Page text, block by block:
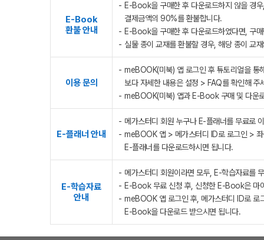
E-Book
환불 안내
E-Book을 구매한 후 다운로드하지 않을 경
결제금액의 90%를 환불합니다.
E-Book을 구매한 후 다운로드하였다면, 구
실물 종이 교재를 환불할 경우, 해당 종이 교
이용 문의
meBOOK(미북) 앱 로그인 후 튜토리얼을 통
보다 자세한 내용은 설정 > FAQ를 확인해 주
meBOOK(미북) 앱과 E-Book 구매 및 다운
E-플래너 안내
메가스터디 회원 누구나 E-플래너를 무료로
meBOOK 앱 > 메가스터디 ID로 로그인 >
E-플래너를 다운로드하시면 됩니다.
E-학습자료
안내
메가스터디 회원이라면 모두, E-학습자료를
E-Book 무료 신청 후, 신청한 E-Book은 마
meBOOK 앱 로그인 후, 메가스터디 ID로 로
E-Book을 다운로드 받으시면 됩니다.